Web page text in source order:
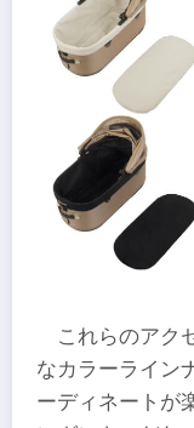
これらのアク
なカラーライン
ーディネートが